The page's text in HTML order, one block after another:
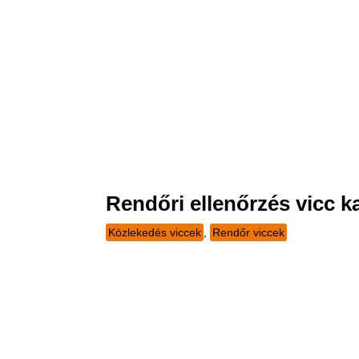
Rendőri ellenőrzés vicc
Közlekedés viccek Rendőr viccek